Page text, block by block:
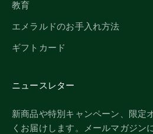
教育
エメラルドのお手入れ方法
ギフトカード
ニュースレター
新商品や特別キャンペーン、限定
くお届けします。メールマガジン